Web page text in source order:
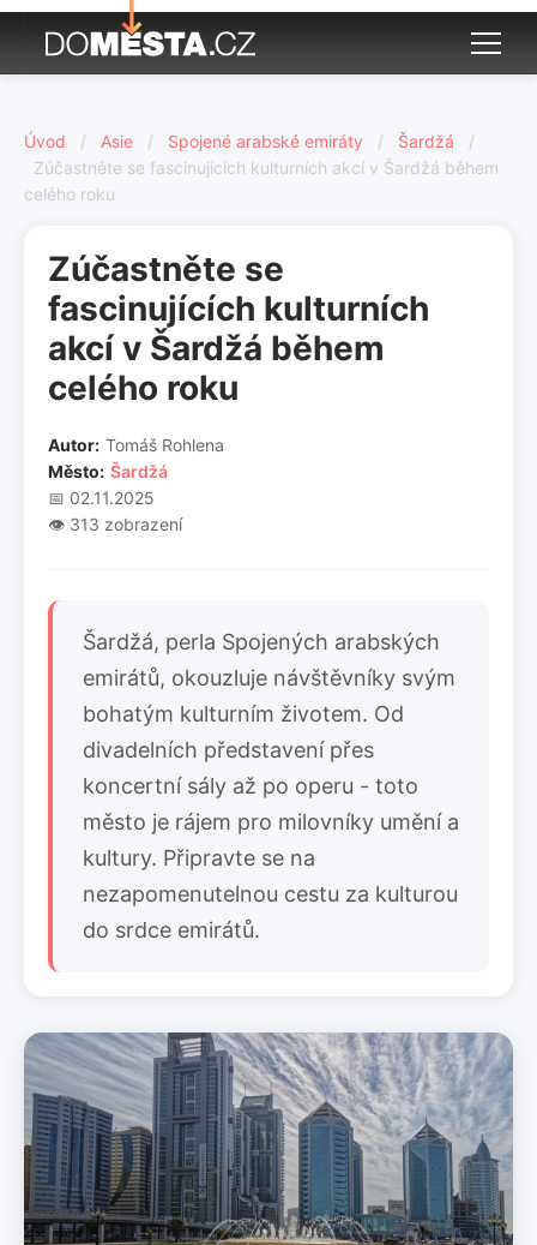
Úvod / Asie / Spojené arabské emiráty / Šardžá
/
Zúčastněte se fascinujících kulturních akcí v Šardžá během
celého roku
Zúčastněte se
fascinujících kulturních
akcí v Šardžá během
celého roku
Autor: Tomáš Rohlena
Město: Šardžá
📅 02.11.2025
👁️ 313 zobrazení
Šardžá, perla Spojených arabských
emirátů, okouzluje návštěvníky svým
bohatým kulturním životem. Od
divadelních představení přes
koncertní sály až po operu - toto
město je rájem pro milovníky umění a
kultury. Připravte se na
nezapomenutelnou cestu za kulturou
do srdce emirátů.